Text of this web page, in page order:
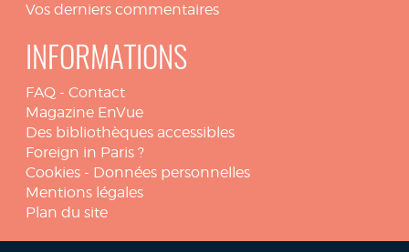
Vos derniers commentaires
INFORMATIONS
FAQ - Contact
Magazine EnVue
Des bibliothèques accessibles
Foreign in Paris ?
Cookies - Données personnelles
Mentions légales
Plan du site